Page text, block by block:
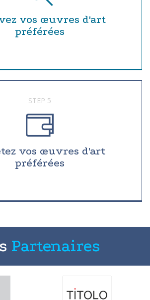
vos œuvres d'art
préférées
STEP 5
vos œuvres d'art
préférées
Partenaires